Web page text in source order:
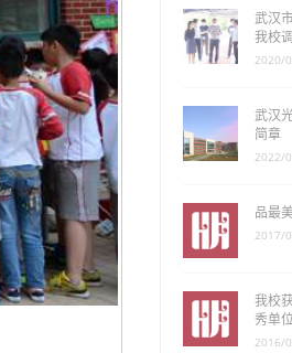
武汉
我校
2020/
武汉
简章
2022/
品最
2017/
我校
秀单
2016/